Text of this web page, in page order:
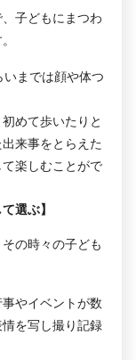
子どもにまつわ
までは顔や体つ
めて歩いたりと
来事をとらえた
楽しむことがで
選ぶ】
の時々の子ども
やイベントが数
を写し撮り記録